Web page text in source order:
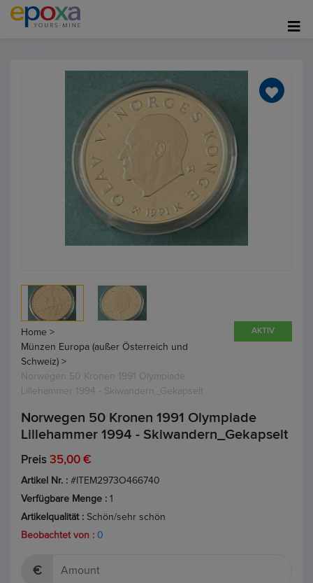
Home >
Münzen Europa (außer Österreich und
Schweiz) >
Norwegen 50 Kronen 1991 Olympiade
Lillehammer 1994 - Skiwandern_Gekapselt
AKTIV
Norwegen 50 Kronen 1991 Olympiade
Lillehammer 1994 - Skiwandern_Gekapselt
Preis 35,00 €
Artikel Nr. : #ITEM2973O466740
Verfügbare Menge : 1
Artikelqualität : Schön/sehr schön
Beobachtet von : 0
€